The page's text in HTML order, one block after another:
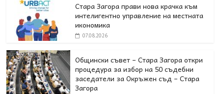
Стара Загора прави нова крачка към
интелигентно управление на местната
икономика
07.08.2026
Общински съвет – Стара Загора откри
процедура за избор на 50 съдебни
заседатели за Окръжен съд – Стара
Загора